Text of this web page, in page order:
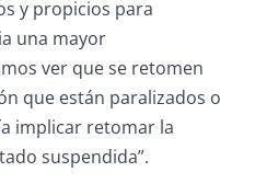
y propicios para
una mayor
ver que se retomen
que están paralizados o
implicar retomar la
suspendida”.